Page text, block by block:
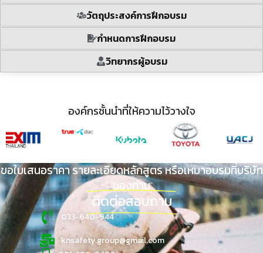
วัตถุประสงค์การฝึกอบรม
กำหนดการฝึกอบรม
วิทยากรผู้อบรม
องค์กรชั้นนำที่ให้ความไว้วางใจ
ขอใบเสนอราคา รายละเอียดหลักสูตร หรือเหมาอบรมที่บริษัท
ของท่าน
ติดต่อสอบถาม
033-640-944
knsafety.group@gmail.com